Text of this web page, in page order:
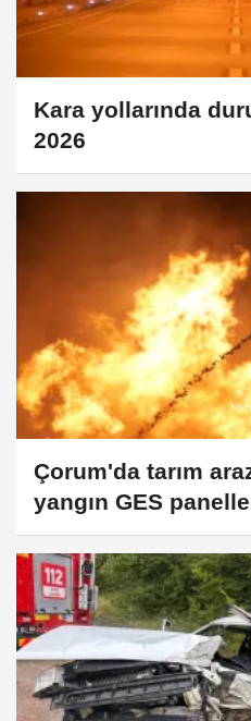
Kara yollarında
2026
Çorum'da tarım
yangın GES
neden oldu